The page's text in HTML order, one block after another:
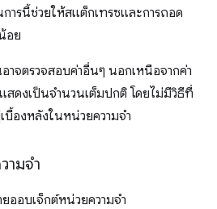
ารนี้ช่วยให้สแต็กเทรซและการถอด
อย
จตรวจสอบค่าอื่นๆ นอกเหนือจากค่า
สดงเป็นจำนวนเต็มปกติ โดยไม่มีวิธีที่
บื้องหลังในหน่วยความจำ
ามจำ
อบเจ็กต์หน่วยความจำ